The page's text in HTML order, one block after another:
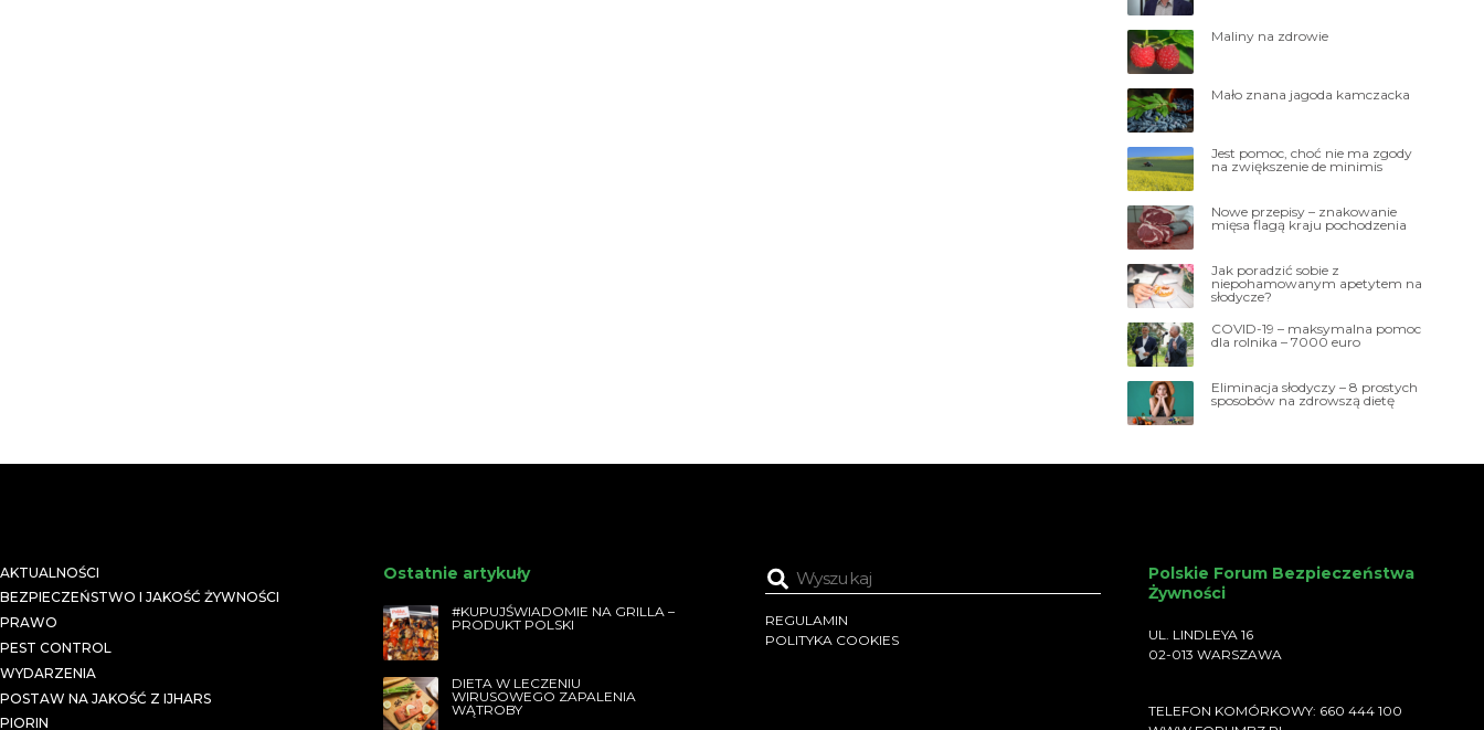
Maliny na zdrowie
Mało znana jagoda kamczacka
Jest pomoc, choć nie ma zgody
na zwiększenie de minimis
Nowe przepisy – znakowanie
mięsa flagą kraju pochodzenia
Jak poradzić sobie z
niepohamowanym apetytem na
słodycze?
COVID-19 – maksymalna pomoc
dla rolnika – 7000 euro
Eliminacja słodyczy – 8 prostych
sposobów na zdrowszą dietę
AKTUALNOŚCI
BEZPIECZEŃSTWO I JAKOŚĆ ŻYWNOŚCI
PRAWO
PEST CONTROL
WYDARZENIA
POSTAW NA JAKOŚĆ Z IJHARS
PIORIN
Ostatnie artykuły
#KUPUJŚWIADOMIE NA GRILLA –
PRODUKT POLSKI
DIETA W LECZENIU
WIRUSOWEGO ZAPALENIA
WĄTROBY
REGULAMIN
POLITYKA COOKIES
Polskie Forum Bezpieczeństwa
Żywności
UL. LINDLEYA 16
02-013 WARSZAWA
TELEFON KOMÓRKOWY: 660 444 100